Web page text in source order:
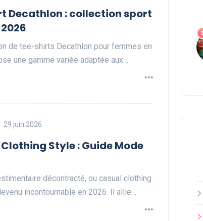
Decathlon : collection sport
de tee-shirts Decathlon pour femmes en
une gamme variée adaptée aux…
29 juin 2026
Style : Guide Mode
décontracté, ou casual clothing
incontournable en 2026. Il allie…